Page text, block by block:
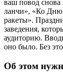
ваш повод снова
ланчи», «Ко Дню
ракеты».
заведения,
аудиторию.
оно было. Без
Об этом